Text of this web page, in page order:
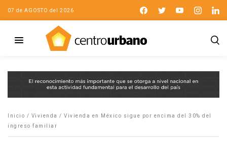
07 de AGOSTO del 2026
Inicio / Vivienda / Vivienda en México sigue por encima del 30% del
ingreso familiar